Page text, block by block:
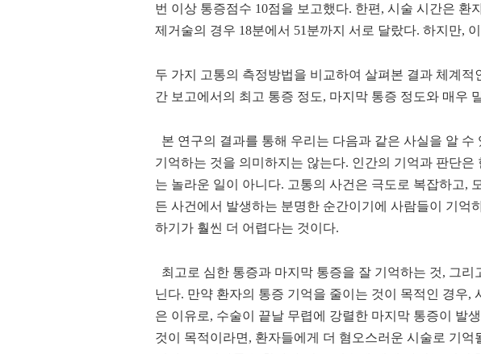
번 이상 통증점수 10점을 보고했다. 한편, 시술 시간은 환
제거술의 경우 18분에서 51분까지 서로 달랐다. 하지만,
두 가지 고통의 측정방법을 비교하여 살펴본 결과 체계적
간 보고에서의 최고 통증 정도, 마지막 통증 정도와 매우
본 연구의 결과를 통해 우리는 다음과 같은 사실을 알 수
기억하는 것을 의미하지는 않는다. 인간의 기억과 판단은
는 놀라운 일이 아니다. 고통의 사건은 극도로 복잡하고,
든 사건에서 발생하는 분명한 순간이기에 사람들이 기억
하기가 훨씬 더 어렵다는 것이다.
최고로 심한 통증과 마지막 통증을 잘 기억하는 것, 그리
닌다. 만약 환자의 통증 기억을 줄이는 것이 목적인 경우,
은 이유로, 수술이 끝날 무렵에 강렬한 마지막 통증이 발
것이 목적이라면, 환자들에게 더 혐오스러운 시술로 기